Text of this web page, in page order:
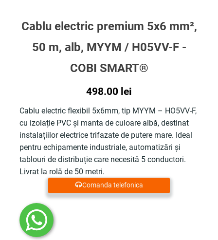
Cablu electric premium 5x6 mm²,
50 m, alb, MYYM / H05VV-F -
COBI SMART®
498.00 lei
Cablu electric flexibil 5x6mm, tip MYYM – HO5VV-F,
cu izolație PVC și manta de culoare albă, destinat
instalațiilor electrice trifazate de putere mare. Ideal
pentru echipamente industriale, automatizări și
tablouri de distribuție care necesită 5 conductori.
Livrat la rolă de 50 metri.
Comanda telefonica